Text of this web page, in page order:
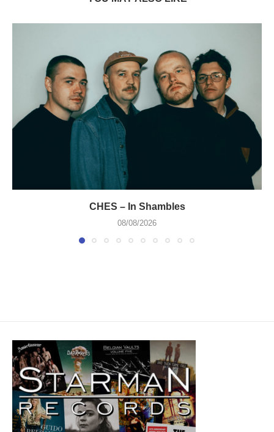
CHES – In Shambles
08/08/2026